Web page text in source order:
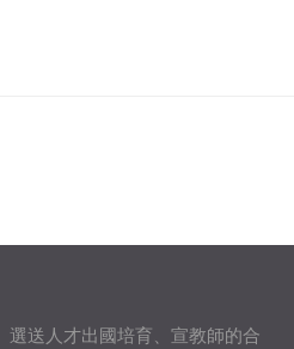
選送人才出國培育、宣教師的合